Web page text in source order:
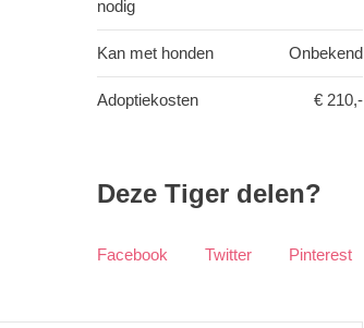
nodig
Kan met honden Onbekend
Adoptiekosten € 210,-
Deze Tiger delen?
Facebook Twitter Pinterest